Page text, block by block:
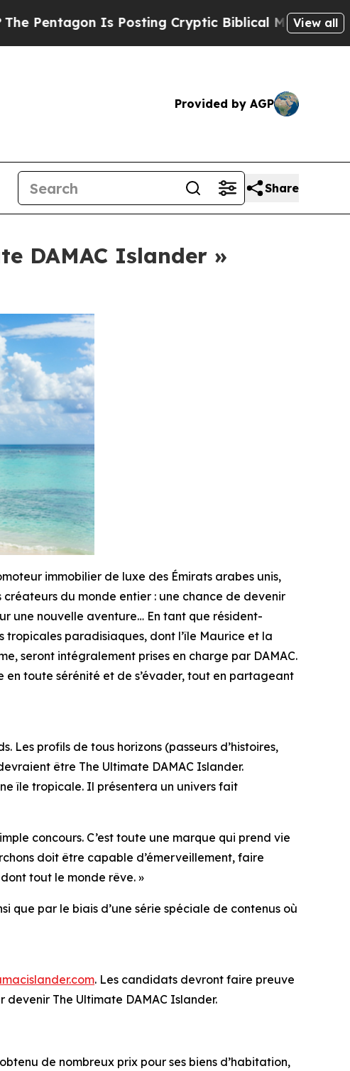
Is Posting Cryptic Biblical Messages on Social
View all
Provided by AGP
Share
DAMAC Islander »
immobilier de luxe des Émirats arabes unis,
du monde entier : une chance de devenir
une nouvelle aventure… En tant que résident-
paradisiaques, dont l’île Maurice et la
seront intégralement prises en charge par DAMAC.
toute sérénité et de s’évader, tout en partageant
Les profils de tous horizons (passeurs d’histoires,
être The Ultimate DAMAC Islander.
île tropicale. Il présentera un univers fait
concours. C’est toute une marque qui prend vie
doit être capable d’émerveillement, faire
tout le monde rêve. »
que par le biais d’une série spéciale de contenus où
. Les candidats devront faire preuve
The Ultimate DAMAC Islander.
de nombreux prix pour ses biens d’habitation,